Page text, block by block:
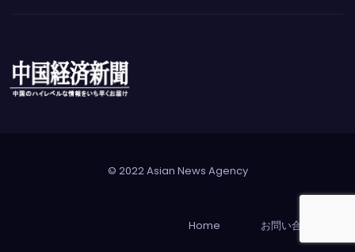
© 2022 Asian News Agency
Home お問い合わせ